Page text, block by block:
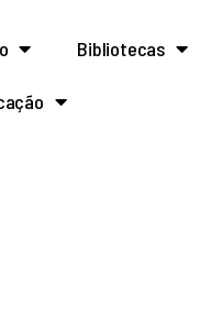
Bibliotecas